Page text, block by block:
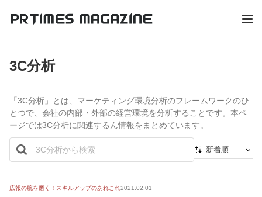
3C分析
「3C分析」とは、マーケティング環境分析のフレームワークのひ
とつで、会社の内部・外部の経営環境を分析することです。本ペ
ージでは3C分析に関連するん情報をまとめています。
新着順
広報の腕を磨く！スキルアップのあれこれ2021.02.01